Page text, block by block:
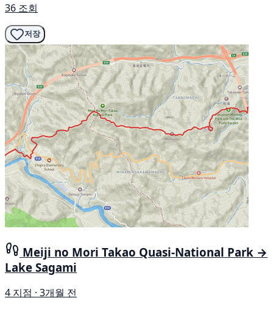
36 조회
저장
Meiji no Mori Takao Quasi-National Park →
Lake Sagami
4 지점 · 3개월 전